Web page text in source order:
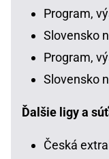
Program,
Slovensko
Program,
Slovensko
Ďalšie ligy a
Česká